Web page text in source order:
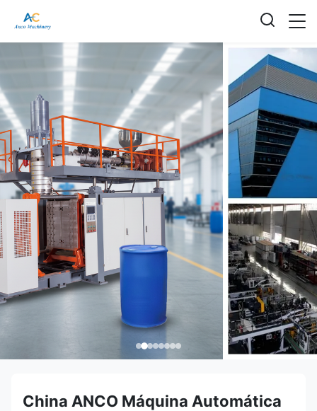
China ANCO Máquina Automática